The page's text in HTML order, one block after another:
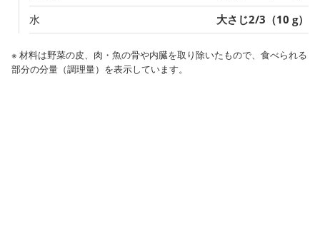
水
大さじ2/3（10 g）
※ 材料は野菜の皮、肉・魚の骨や内臓を取り除いたもので、食べられる
部分の分量（調理量）を表示しています。